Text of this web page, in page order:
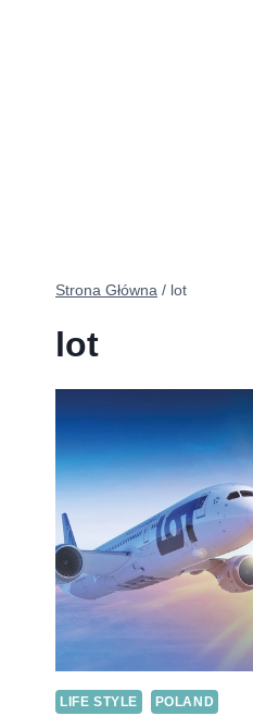
Strona Główna / lot
lot
LIFE STYLE POLAND